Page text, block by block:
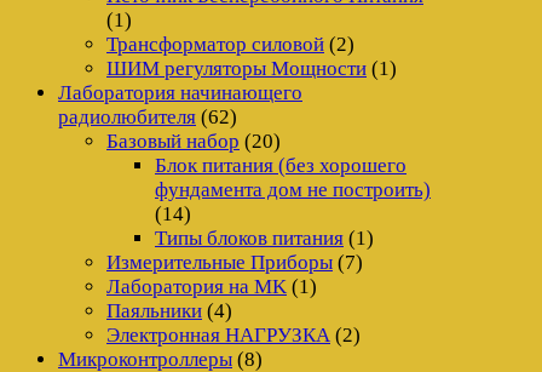
(1)
Трансформатор силовой (2)
ШИМ регуляторы Мощности (1)
Лаборатория начинающего
радиолюбителя (62)
Базовый набор (20)
Блок питания (без хорошего
фундамента дом не построить)
(14)
Типы блоков питания (1)
Измерительные Приборы (7)
Лаборатория на MK (1)
Паяльники (4)
Электронная НАГРУЗКА (2)
Микроконтроллеры (8)